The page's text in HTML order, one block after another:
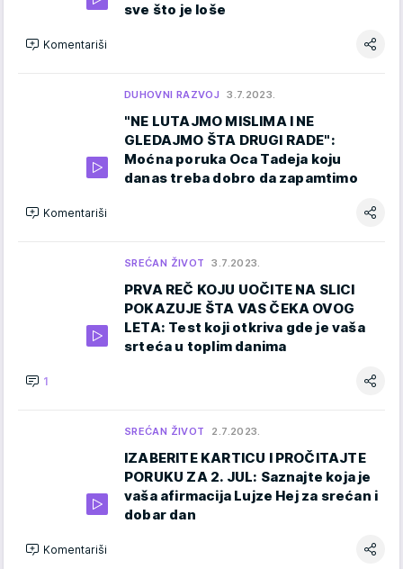
sve što je loše
Komentariši
DUHOVNI RAZVOJ 3.7.2023.
"NE LUTAJMO MISLIMA I NE
GLEDAJMO ŠTA DRUGI RADE":
Moćna poruka Oca Tadeja koju
danas treba dobro da zapamtimo
Komentariši
SREĆAN ŽIVOT 3.7.2023.
PRVA REČ KOJU UOČITE NA SLICI
POKAZUJE ŠTA VAS ČEKA OVOG
LETA: Test koji otkriva gde je vaša
srteća u toplim danima
1
SREĆAN ŽIVOT 2.7.2023.
IZABERITE KARTICU I PROČITAJTE
PORUKU ZA 2. JUL: Saznajte koja je
vaša afirmacija Lujze Hej za srećan i
dobar dan
Komentariši